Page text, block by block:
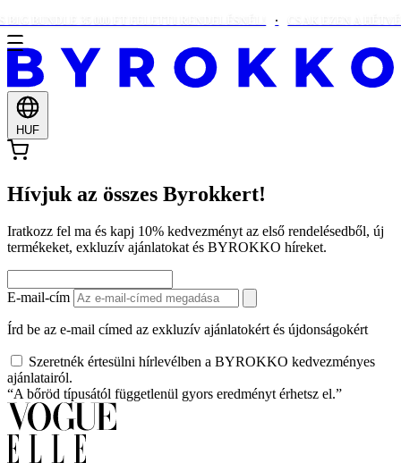
HUF
Hívjuk az összes Byrokkert!
Iratkozz fel ma és kapj 10% kedvezményt az első rendelésedből, új
termékeket, exkluzív ajánlatokat és BYROKKO híreket.
E-mail-cím
Írd be az e-mail címed az exkluzív ajánlatokért és újdonságokért
Szeretnék értesülni hírlevélben a BYROKKO kedvezményes
ajánlatairól.
“A bőröd típusától függetlenül gyors eredményt érhetsz el.”